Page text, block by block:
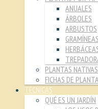
ANUALES
ÁRBOLES
ARBUSTOS
GRAMÍNEAS
PLANTAS
FICHAS DE
TÉCNICAS
QUÉ ES UN JARDÍN